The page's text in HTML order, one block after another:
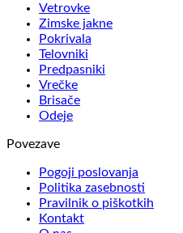
Vetrovke
Zimske jakne
Pokrivala
Telovniki
Predpasniki
Vrečke
Brisače
Odeje
Povezave
Pogoji poslovanja
Politika zasebnosti
Pravilnik o piškotkih
Kontakt